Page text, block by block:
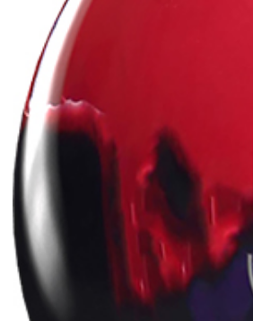
更新履歴一覧